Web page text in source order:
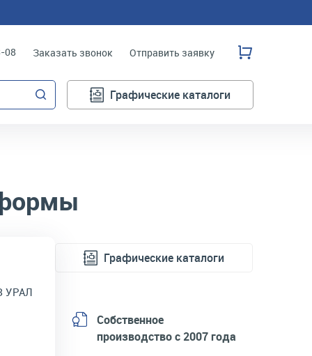
08 Заказать звонок Отправить заявку
Графические каталоги
УРАЛ
Графические каталоги
Собственное
производство с 2007 года